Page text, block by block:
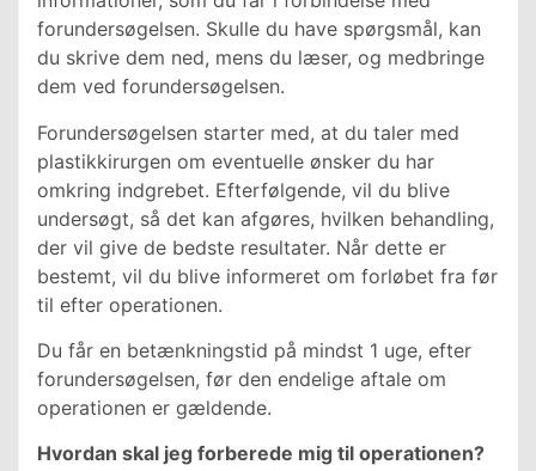
forundersøgelsen. Skulle du have spørgsmål, kan
du skrive dem ned, mens du læser, og medbringe
dem ved forundersøgelsen.
Forundersøgelsen starter med, at du taler med
plastikkirurgen om eventuelle ønsker du har
omkring indgrebet. Efterfølgende, vil du blive
undersøgt, så det kan afgøres, hvilken behandling,
der vil give de bedste resultater. Når dette er
bestemt, vil du blive informeret om forløbet fra før
til efter operationen.
Du får en betænkningstid på mindst 1 uge, efter
forundersøgelsen, før den endelige aftale om
operationen er gældende.
Hvordan skal jeg forberede mig til operationen?